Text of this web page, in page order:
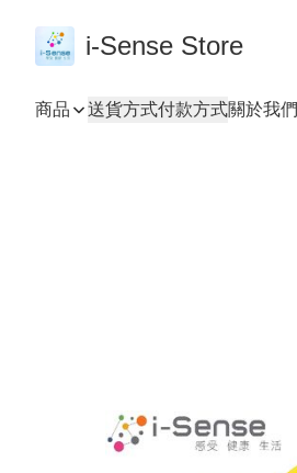
i-Sense Store
商品 送貨方式付款方式關於我們